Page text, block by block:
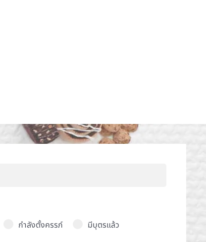
กำลังตั้งครรภ์ มีบุตรแล้ว